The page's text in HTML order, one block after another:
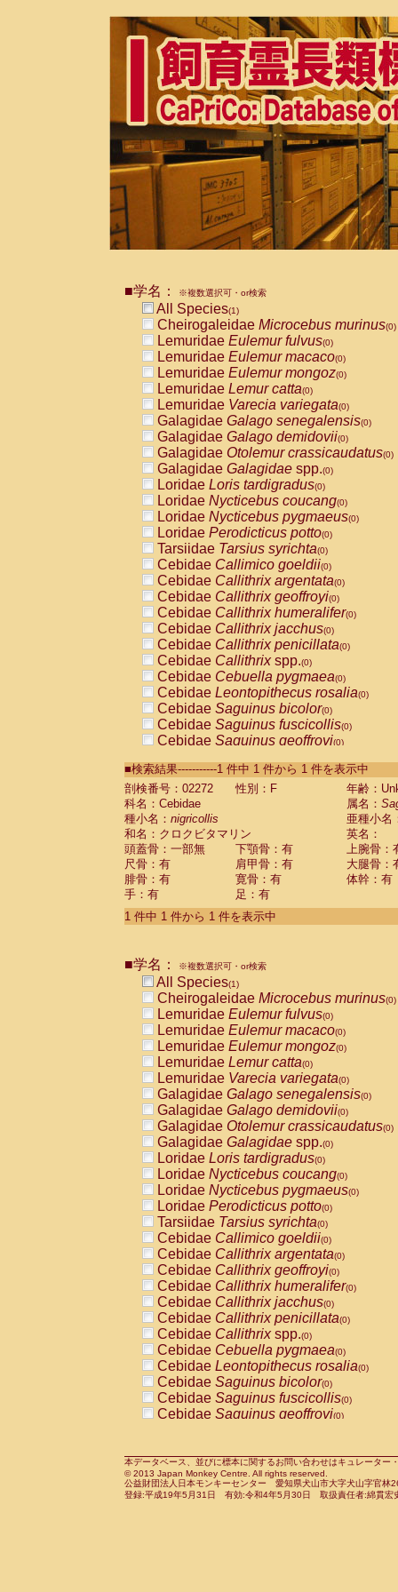
■学名： ※複数選択可・or検索
All Species(1)
Cheirogaleidae Microcebus murinus(0)
Lemuridae Eulemur fulvus(0)
Lemuridae Eulemur macaco(0)
Lemuridae Eulemur mongoz(0)
Lemuridae Lemur catta(0)
Lemuridae Varecia variegata(0)
Galagidae Galago senegalensis(0)
Galagidae Galago demidovii(0)
Galagidae Otolemur crassicaudatus(0)
Galagidae Galagidae spp.(0)
Loridae Loris tardigradus(0)
Loridae Nycticebus coucang(0)
Loridae Nycticebus pygmaeus(0)
Loridae Perodicticus potto(0)
Tarsiidae Tarsius syrichta(0)
Cebidae Callimico goeldii(0)
Cebidae Callithrix argentata(0)
Cebidae Callithrix geoffroyi(0)
Cebidae Callithrix humeralifer(0)
Cebidae Callithrix jacchus(0)
Cebidae Callithrix penicillata(0)
Cebidae Callithrixspp.(0)
Cebidae Cebuella pygmaea(0)
Cebidae Leontopithecus rosalia(0)
Cebidae Saguinus bicolor(0)
Cebidae Saguinus fuscicollis(0)
Cebidae Saguinus geoffroyi(0)
CebidaeSaguinus labiatus(0)
Cebidae Saguinus leucopus (0)
Cebidae
CebidaeSaguinus mystax
CebidaeSaguinus nigricollis (1)
Cebidae Saguinus oedipus
Cebidae Saguinus weddelli
Cebidae Saguinusspp.
Cebidae Aotus trivirgatus
Cebidae Cebus albifrons
CebidaeCebus nigrivittatus
CebidaeCebus
CebidaeSaimiri boliviensis(0)
CebidaeSaimiri sciureus(0)
AtelidaeAlouatta caraya(0)
AtelidaeAlouatta fusca(0)
AtelidaeAlouatta seniculus
AtelidaeAlouattaspp.(0)
AtelidaeAteles belzebuth(0)
AtelidaeAteles geoffroyi(0)
AtelidaeAteles paniscus(0)
AtelidaeAtelesspp.(0)
Atelidae Lagothrix lagothricha
AtelidaeLagothrix lagothricha cana
PitheciidaeCacajao calvus
PitheciidaeCallicebus cupreus
PitheciidaeCallicebus donacophilus
PitheciidaeCallicebus moloch
PitheciidaeCallicebus torquatus
PitheciidaeCallicebusspp.(0)
PitheciidaeChiropotes satanas(0)
PitheciidaePithecia monachus
PitheciidaePithecia pithecia(0)
CercopithecidaeCercocebus agilis
CercopithecidaeCercocebus
CercopithecidaeCercocebus
CercopithecidaeCercocebus
CercopithecidaeCercocebus
CercopithecidaeCercocebushybrid
CercopithecidaePapio anubis(0)
CercopithecidaePapio cynocephalus
CercopithecidaePapio hamadryas(0)
■検索結果-----------1 件中 1 件から 1 件を表示中
剖検番号：02272
性別：F
年齢：
科名：Cebidae
属名：
種小名： nigricollis
亜種小名
和名：クロクビタマリン
英名：
頭蓋骨：一部無
下顎骨：有
上腕骨：
尺骨：有
肩甲骨：有
大腿骨：
腓骨：有
寛骨：有
体幹：有
手：有
足：有
1 件中 1 件から 1 件を表示中
■学名： ※複数選択可・or検索
All Species(1)
Cheirogaleidae Microcebus murinus(0)
Lemuridae Eulemur fulvus(0)
Lemuridae Eulemur macaco(0)
Lemuridae Eulemur mongoz(0)
Lemuridae Lemur catta(0)
Lemuridae Varecia variegata(0)
Galagidae Galago senegalensis(0)
Galagidae Galago demidovii(0)
Galagidae Otolemur crassicaudatus(0)
Galagidae Galagidae spp.(0)
Loridae Loris tardigradus(0)
Loridae Nycticebus coucang(0)
Loridae Nycticebus pygmaeus(0)
Loridae Perodicticus potto(0)
Tarsiidae Tarsius syrichta(0)
Cebidae Callimico goeldii(0)
Cebidae Callithrix argentata(0)
Cebidae Callithrix geoffroyi(0)
Cebidae Callithrix humeralifer(0)
Cebidae Callithrix jacchus(0)
Cebidae Callithrix penicillata(0)
Cebidae Callithrixspp.(0)
Cebidae Cebuella pygmaea(0)
Cebidae Leontopithecus rosalia(0)
Cebidae Saguinus bicolor(0)
Cebidae Saguinus fuscicollis(0)
Cebidae Saguinus geoffroyi(0)
CebidaeSaguinus leucopus(0)
CebidaeSaguinus midas(0)
Cebidae Saguinus mystax(0)
本データベース、並びに標本に関するお問い合わせはキュレータ
© 2013 Japan Monkey Centre. All rights reserved.
公益財団法人日本モンキーセンター 愛知県犬山市大字犬山字官
登録:平成19年5月31日 有効:令和4年5月30日 取扱責任者:綿貫宏